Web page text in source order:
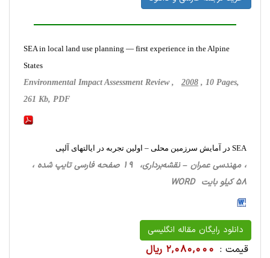
SEA in local land use planning — first experience in the Alpine
States
Environmental Impact Assessment Review , 2008 , 10 Pages,
261 Kb, PDF
SEA در آمایش سرزمین محلی – اولین تجربه در ایالتهای آلپی
، مهندسی عمران – نقشه‌برداری، 19 صفحه فارسی تایپ شده ،
58 کیلو بایت WORD
دانلود رایگان مقاله انگلیسی
قیمت : 2,080,000 ریال